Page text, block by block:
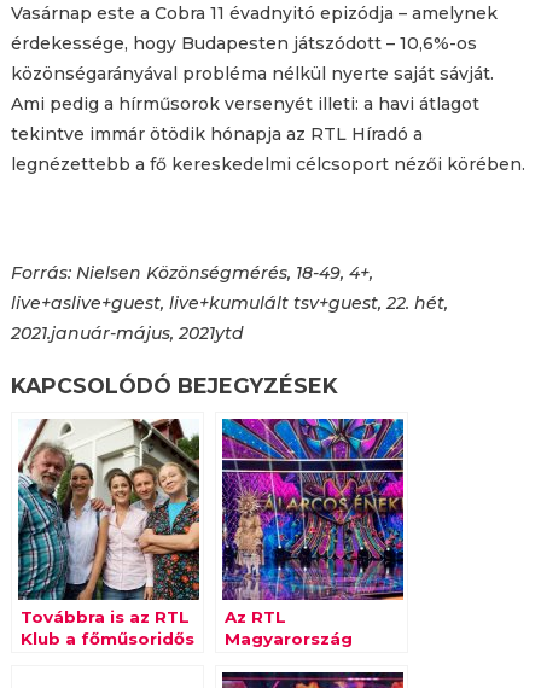
Vasárnap este a Cobra 11 évadnyitó epizódja – amelynek
érdekessége, hogy Budapesten játszódott – 10,6%-os
közönségarányával probléma nélkül nyerte saját sávját.
Ami pedig a hírműsorok versenyét illeti: a havi átlagot
tekintve immár ötödik hónapja az RTL Híradó a
legnézettebb a fő kereskedelmi célcsoport nézői körében.
Forrás: Nielsen Közönségmérés, 18-49, 4+,
live+aslive+guest, live+kumulált tsv+guest, 22. hét,
2021.január-május, 2021ytd
KAPCSOLÓDÓ BEJEGYZÉSEK
Továbbra is az RTL
Klub a főműsoridős
Az RTL
Magyarország
piacvezető a 18-49